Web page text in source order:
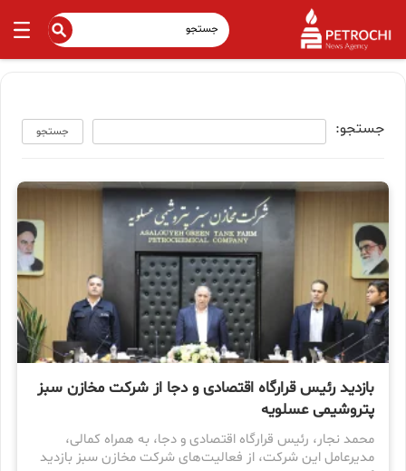
جستجو: جستجو
بازدید رئیس قرارگاه اقتصادی و دجا از شرکت مخازن سبز
پتروشیمی عسلویه
محمد نجار، رئیس قرارگاه اقتصادی و دجا، به همراه کمالی،
مدیرعامل این شرکت، از فعالیت‌های شرکت مخازن سبز بازدید